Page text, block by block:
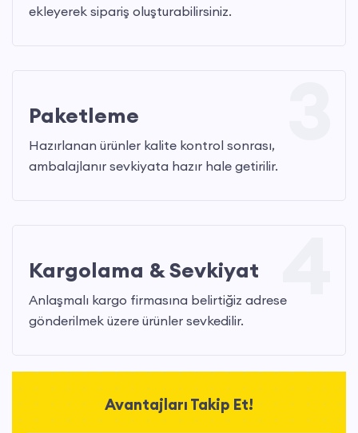
ekleyerek sipariş oluşturabilirsiniz.
Paketleme
Hazırlanan ürünler kalite kontrol sonrası,
ambalajlanır sevkiyata hazır hale getirilir.
Kargolama & Sevkiyat
Anlaşmalı kargo firmasına belirtiğiz adrese
gönderilmek üzere ürünler sevkedilir.
Avantajları Takip Et!